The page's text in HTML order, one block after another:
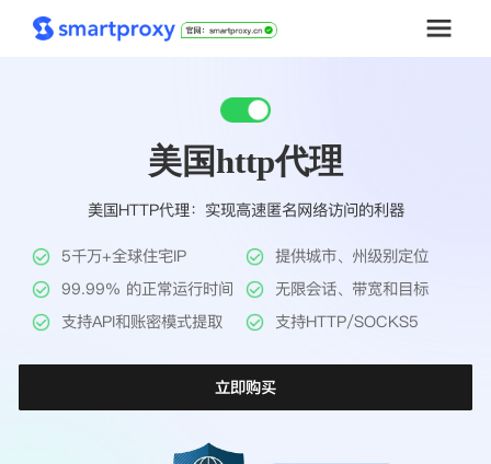
解决方案
工具
帮助中心
美国http代理
美国HTTP代理：实现高速匿名网络访问的利器
5千万+全球住宅IP
提供城市、州级别定位
99.99% 的正常运行时间
无限会话、带宽和目标
支持API和账密模式提取
支持HTTP/SOCKS5
立即购买